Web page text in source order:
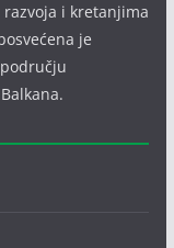
i kretanjima
je